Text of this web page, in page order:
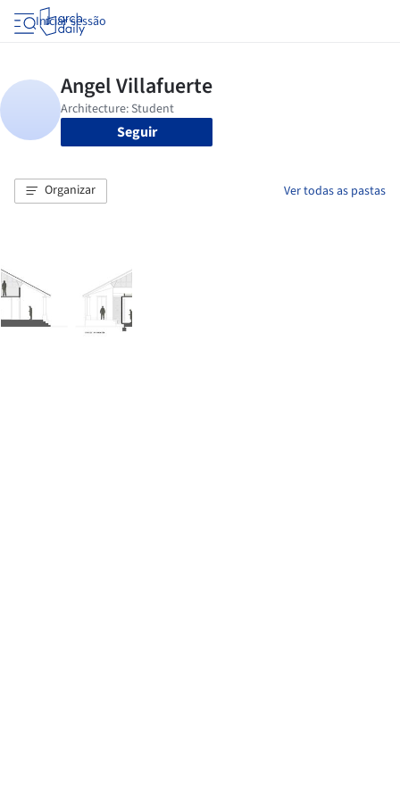
Iniciar sessão
Seguir
Organizar Ver todas as pastas